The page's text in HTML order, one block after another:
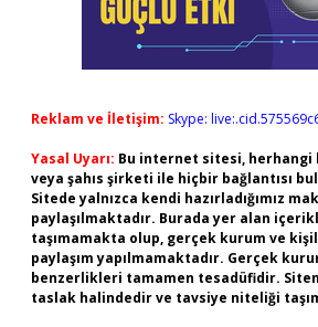
Reklam ve İletişim: Skype:
Yasal Uyarı: Bu internet sitesi, herhangi
veya şahıs şirketi ile hiçbir bağlantısı
Sitede yalnızca kendi hazırladığımız
paylaşılmaktadır. Burada yer alan
taşımamakta olup, gerçek kurum ve
paylaşım yapılmamaktadır. Gerçek
benzerlikleri tamamen tesadüfidir.
taslak halindedir ve tavsiye niteliği